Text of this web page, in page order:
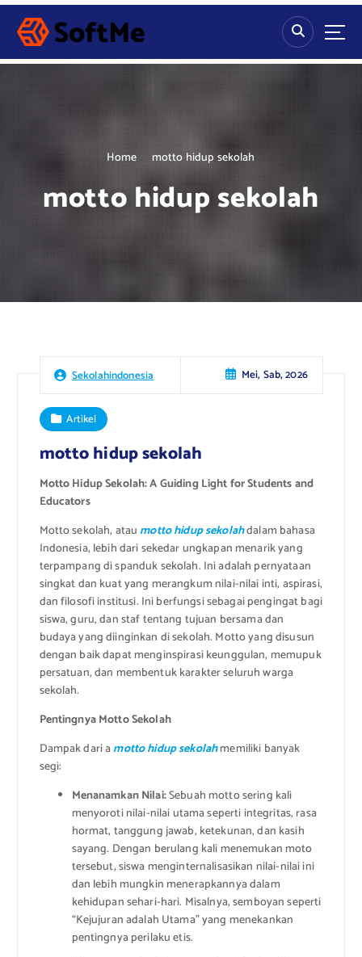
S
p
Home motto hidup sekolah
motto hidup sekolah
Sekolahindonesia Mei, Sab, 2026
Artikel
motto hidup sekolah
Motto Hidup Sekolah: A Guiding Light for Students and
Educators
Motto sekolah, ataumotto hidup sekolahdalam bahasa
Indonesia, lebih dari sekedar ungkapan menarik yang
terpampang di spanduk sekolah. Ini adalah pernyataan
singkat dan kuat yang merangkum nilai-nilai inti, aspirasi,
dan filosofi institusi. Ini berfungsi sebagai pengingat bagi
siswa, guru, dan staf tentang tujuan bersama dan
budaya yang diinginkan di sekolah. Motto yang disusun
dengan baik dapat menginspirasi keunggulan, memupuk
persatuan, dan membentuk karakter seluruh warga
sekolah.
Pentingnya Motto Sekolah
Dampak dari amotto hidup sekolahmemiliki banyak
segi:
Menanamkan Nilai:Sebuah motto sering kali
menyoroti nilai-nilai utama seperti integritas, rasa
hormat, tanggung jawab, ketekunan, dan kasih
sayang. Dengan berulang kali menemukan moto
tersebut, siswa menginternalisasikan nilai-nilai ini
dan lebih mungkin menerapkannya dalam
kehidupan sehari-hari. Misalnya, semboyan seperti
“Kejujuran adalah Utama” yang menekankan
pentingnya perilaku etis.